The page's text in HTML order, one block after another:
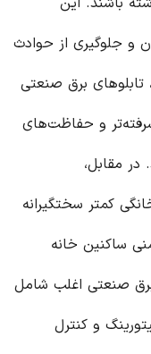
و جلوگیری از حوادث
تابلوهای برق صنعتی
و حفاظت‌های
در مقابل،
کمتر سختگیرانه
ساکنین خانه
صنعتی اغلب شامل
و کنترل